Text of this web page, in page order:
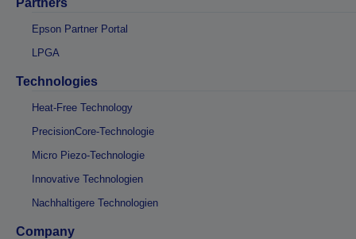
Epson Partner Portal
LPGA
Technologies
Heat-Free Technology
PrecisionCore-Technologie
Micro Piezo-Technologie
Innovative Technologien
Nachhaltigere Technologien
Company